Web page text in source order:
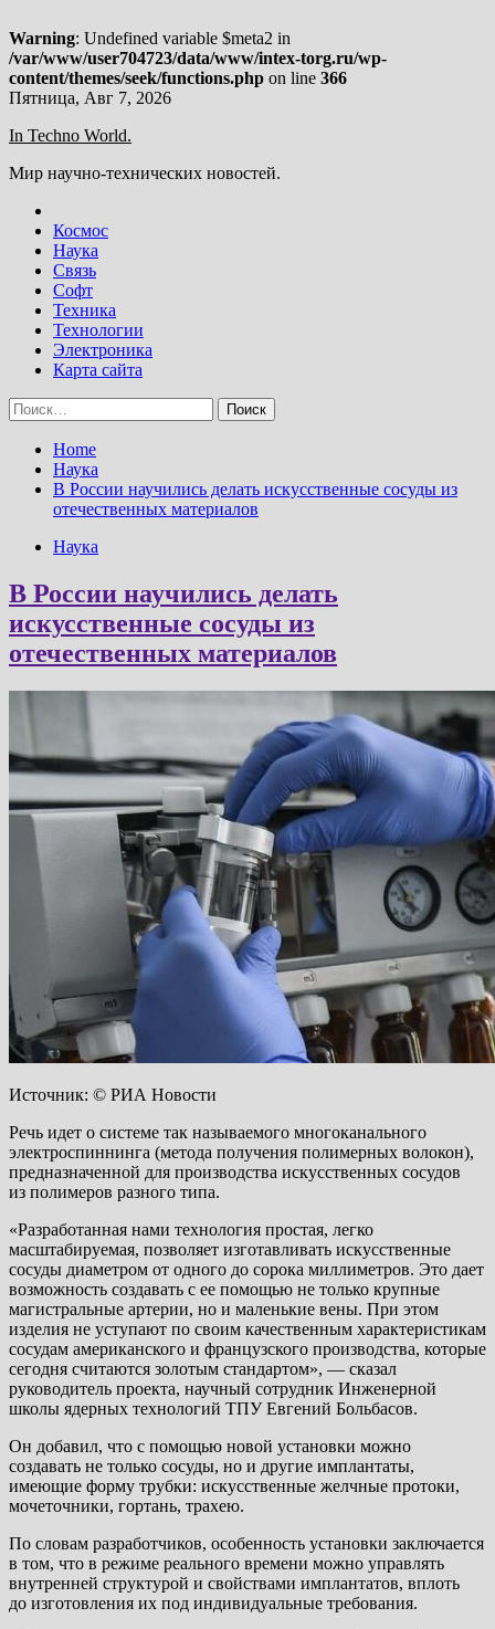
Warning: Undefined variable $meta2 in
/var/www/user704723/data/www/intex-torg.ru/wp-
content/themes/seek/functions.php on line 366
Skip
content
Пятница, Авг 7, 2026
In Techno World.
Мир научно-технических новостей.
Космос
Наука
Связь
Софт
Техника
Технологии
Электроника
Карта сайта
Найти:
Home
Наука
В России научились делать искусственные сосуды из
отечественных материалов
Наука
В России научились делать
искусственные сосуды из
отечественных материалов
Источник: © РИА Новости
Речь идет о системе так называемого многоканального
электроспиннинга (метода получения полимерных волокон),
предназначенной для производства искусственных сосудов
из полимеров разного типа.
«Разработанная нами технология простая, легко
масштабируемая, позволяет изготавливать искусственные
сосуды диаметром от одного до сорока миллиметров. Это дает
возможность создавать с ее помощью не только крупные
магистральные артерии, но и маленькие вены. При этом
изделия не уступают по своим качественным характеристикам
сосудам американского и французского производства, которые
сегодня считаются золотым стандартом», — сказал
руководитель проекта, научный сотрудник Инженерной
школы ядерных технологий ТПУ Евгений Больбасов.
Он добавил, что с помощью новой установки можно
создавать не только сосуды, но и другие имплантаты,
имеющие форму трубки: искусственные желчные протоки,
мочеточники, гортань, трахею.
По словам разработчиков, особенность установки заключается
в том, что в режиме реального времени можно управлять
внутренней структурой и свойствами имплантатов, вплоть
до изготовления их под индивидуальные требования.